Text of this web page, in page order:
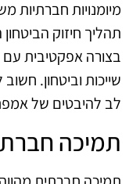
מיומנויות
תהליך חיזוק
בצורה אפקטיבית עם
שייכות וביטחון.
לב להיבטים של
תמיכה